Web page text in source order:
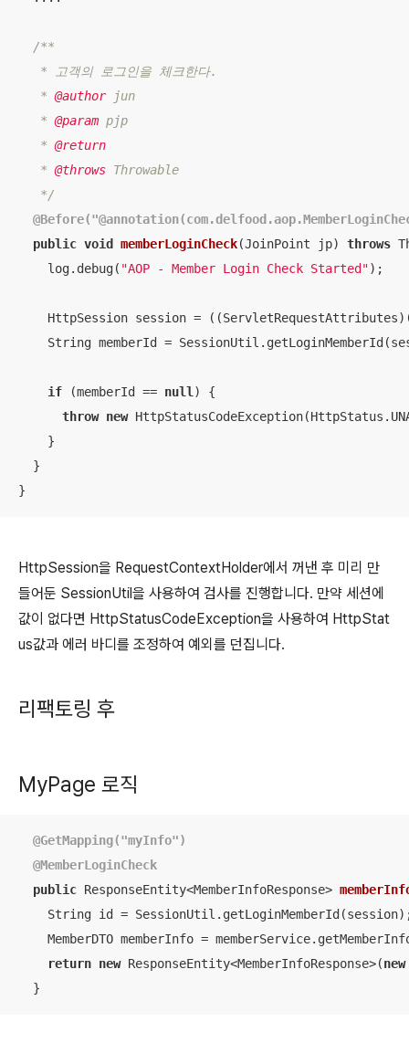
/**
   * 고객의 로그인을 체크한다.
   *
@author jun
   *
@param pjp
   *
@return
   *
@throws Throwable
   */
public void memberLoginCheck(JoinPoint jp) throws
    log.debug(
"AOP - Member Login Check Started");
HttpSession session =
String memberId =
if (memberId == null ) {
throw new
    }
  }
}
HttpSession을 RequestContextHolder에서 꺼낸 후 미리 만
들어둔 SessionUtil을 사용하여 검사를 진행합니다. 만약 세션에
값이 없다면 HttpStatusCodeException을 사용하여 HttpStat
us값과 에러 바디를 조정하여 예외를 던집니다.
리팩토링 후
MyPage 로직
@GetMapping("myInfo")
@MemberLoginCheck
public ResponseEntity<MemberInfoResponse>
String id =
MemberDTO memberInfo =
return new ResponseEntity<MemberInfoResponse>(new
  }